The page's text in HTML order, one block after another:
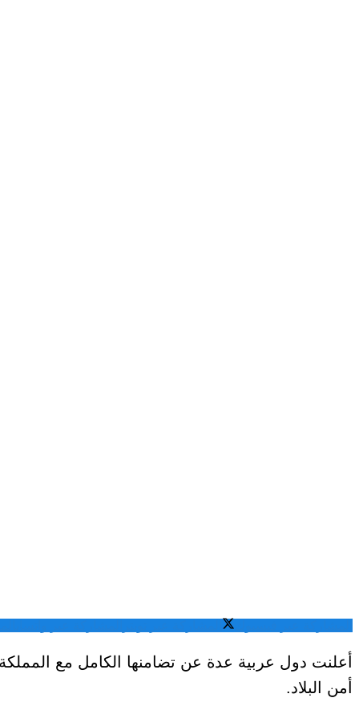
أعلنت دول عربية عدة عن تضامنها الكامل مع
أمن البلاد.